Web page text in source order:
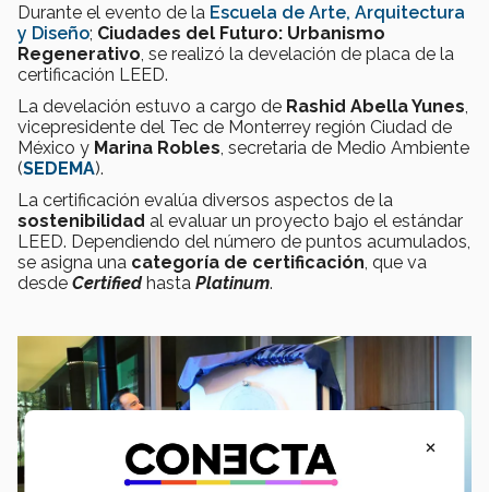
Durante el evento de la Escuela de Arte, Arquitectura
y Diseño; Ciudades del Futuro: Urbanismo
Regenerativo, se realizó la develación de placa de la
certificación LEED.
La develación estuvo a cargo de Rashid Abella Yunes,
vicepresidente del Tec de Monterrey región Ciudad de
México y Marina Robles, secretaria de Medio Ambiente
(SEDEMA).
La certificación evalúa diversos aspectos de la
sostenibilidad al evaluar un proyecto bajo el estándar
LEED. Dependiendo del número de puntos acumulados,
se asigna una categoría de certificación, que va
desde Certifiedhasta Platinum.
×